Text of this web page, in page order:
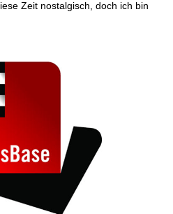
Zeit nostalgisch, doch ich bin